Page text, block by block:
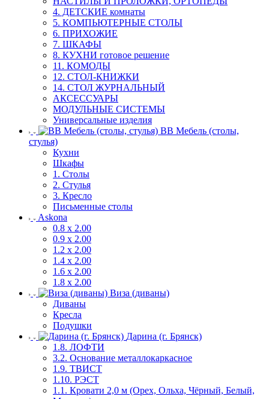
4. ДЕТСКИЕ комнаты
5. КОМПЬЮТЕРНЫЕ СТОЛЫ
6. ПРИХОЖИЕ
7. ШКАФЫ
8. КУХНИ готовое решение
11. КОМОДЫ
12. СТОЛ-КНИЖКИ
14. СТОЛ ЖУРНАЛЬНЫЙ
АКСЕССУАРЫ
МОДУЛЬНЫЕ СИСТЕМЫ
Универсальные изделия
ВВ Мебель (столы,
стулья)
Кухни
Шкафы
1. Столы
2. Стулья
3. Кресло
Письменные столы
Askona
0.8 х 2.00
0.9 х 2.00
1.2 х 2.00
1.4 х 2.00
1.6 х 2.00
1.8 х 2.00
Виза (диваны)
Диваны
Кресла
Подушки
Дарина (г. Брянск)
1.8. ЛОФТИ
3.2. Основание металлокаркасное
1.9. ТВИСТ
1.10. РЭСТ
1.1. Кровати 2,0 м (Орех, Ольха, Чёрный, Белый,